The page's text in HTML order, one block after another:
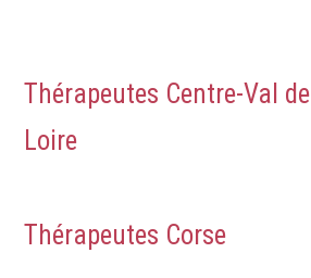
Thérapeutes Centre-Val de
Loire
Thérapeutes Corse